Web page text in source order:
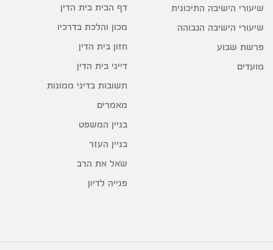
שיעורי הישיבה התיכונית
שיעורי הישיבה הגבוהה
פרשת שבוע
מועדים
דף הבית בית הדין
מכון והלכת בדרכיו
חזון בית הדין
דייני בית הדין
תשובות בדיני ממונות
מאמרים
בניין המשפט
בניין העזר
שאל את הרב
פנייה לדיון